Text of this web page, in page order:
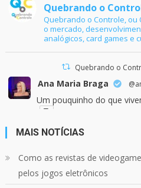
Quebrando o
Quebrando o Controle, ou
o mercado,
analógicos, card games e
Quebrando o
Ana Maria Braga
Um pouquinho do que
Quebrando o Controle
MAIS NOTÍCIAS
Como as revistas de
pelos jogos eletrônicos